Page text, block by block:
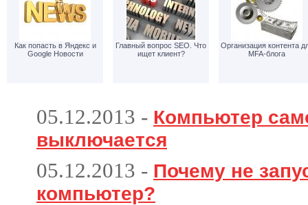
Как попасть в Яндекс и
Google Новости
Главный вопрос SEO. Что
ищет клиент?
Организация контента
MFA-блога
05.12.2013 - Компьютер
выключается
05.12.2013 - Почему не
компьютер?